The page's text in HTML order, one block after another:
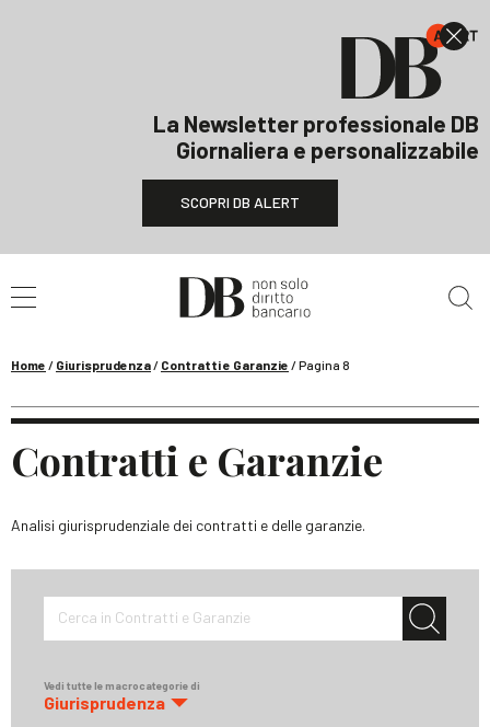
La Newsletter professionale DB
Giornaliera e personalizzabile
SCOPRI DB ALERT
Home / Giurisprudenza/ Contratti e Garanzie /Pagina 8
Contratti e Garanzie
Analisi giurisprudenziale dei contratti e delle garanzie.
Cerca in Contratti e Garanzie
Vedi tutte le macrocategorie di
Giurisprudenza